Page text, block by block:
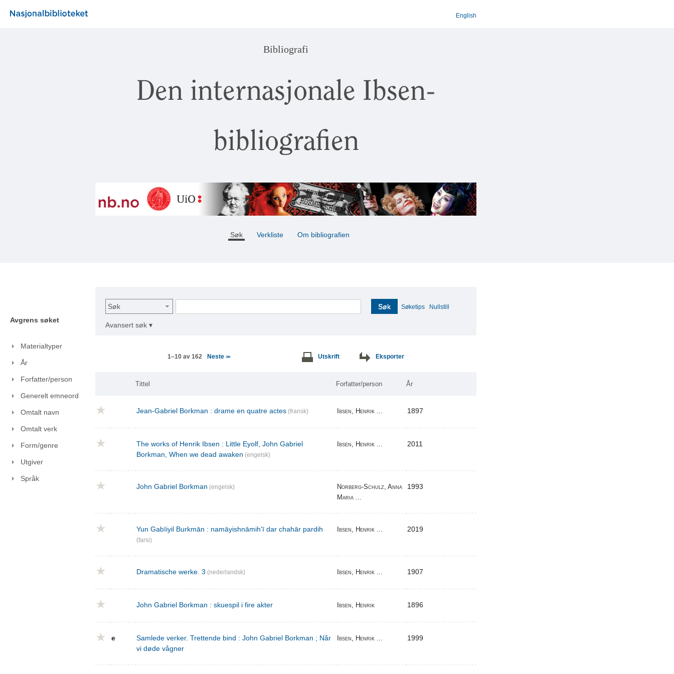
English
Bibliografi
Den internasjonale Ibsen-
bibliografien
Søk Verkliste Om bibliografien
Avgrens søket
Materialtyper
År
Forfatter/person
Generelt emneord
Omtalt navn
Omtalt verk
Form/genre
Utgiver
Språk
Søk Søk Søketips Nullstill
Avansert søk ▾
1–10 av 162 Neste >> Utskrift Eksporter
Tittel Forfatter/person År
Jean-Gabriel Borkman : drame en quatre actes (fransk) Ibsen, Henrik ... 1897
The works of Henrik Ibsen : Little Eyolf, John Gabriel
Borkman, When we dead awaken (engelsk)
Ibsen, Henrik ... 2011
John Gabriel Borkman (engelsk)
Norberg-Schulz, Anna
Maria ...
1993
Yun Gabīiyil Burkmān : namāyishnāmihʹī dar chahār pardih
(farsi)
Ibsen, Henrik ... 2019
Dramatische werke. 3 (nederlandsk) Ibsen, Henrik ... 1907
John Gabriel Borkman : skuespil i fire akter Ibsen, Henrik 1896
e
Samlede verker. Trettende bind : John Gabriel Borkman ; Når
vi døde vågner
Ibsen, Henrik ... 1999